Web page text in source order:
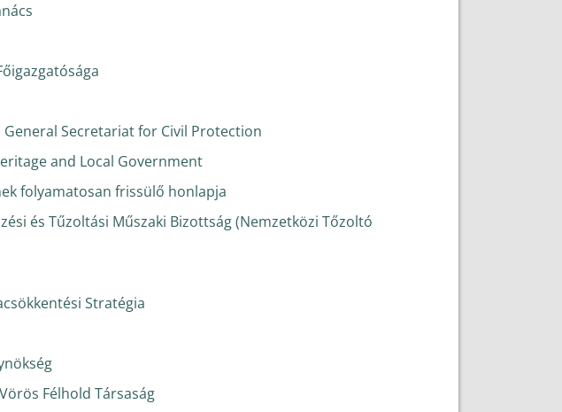
Secretariat for Civil Protection
and Local Government
folyamatosan frissülő honlapja
és Tűzoltási Műszaki Bizottság (Nemzetközi Tőzoltó
Stratégia
Félhold Társaság